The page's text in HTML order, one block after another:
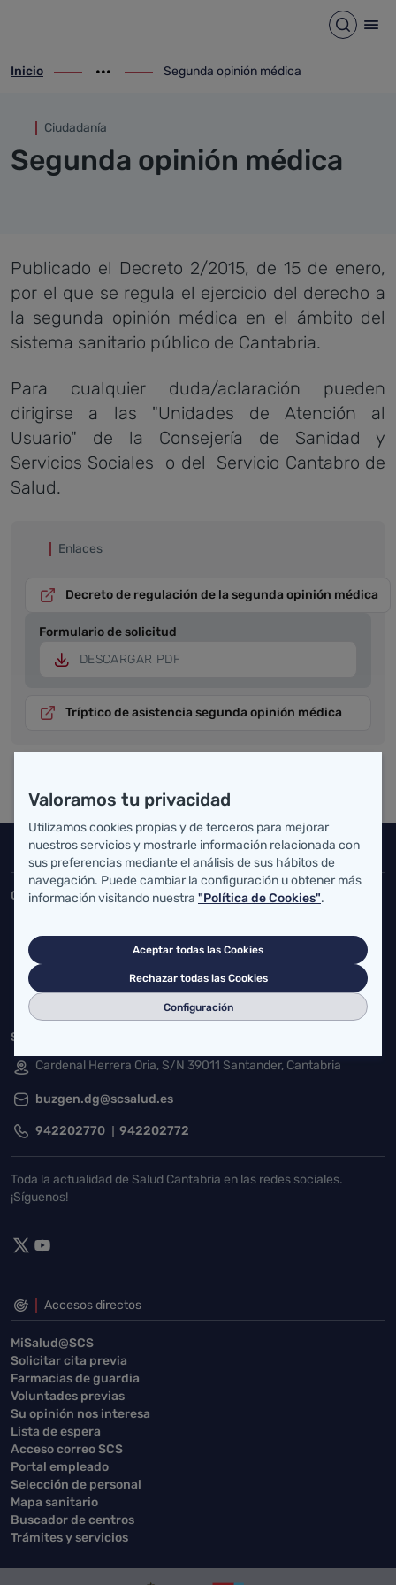
Segunda opinión médica Abrir
ir-a inicio
Inicio
Mostrar opciones del camino de migas
ir-a Segunda opinión médica
Segunda opinión médica
Ciudadanía
Segunda opinión médica
Publicado el Decreto 2/2015, de 15 de enero,
por el que se regula el ejercicio del derecho a
la segunda opinión médica en el ámbito del
sistema sanitario público de Cantabria.
Para cualquier duda/aclaración pueden
dirigirse a las "Unidades de Atención al
Usuario" de la Consejería de Sanidad y
Servicios Sociales o del Servicio Cantabro de
Salud.
Enlaces
Decreto de regulación de la segunda opinión médica
Formulario de solicitud
DESCARGAR PDF
Tríptico de asistencia segunda opinión médica
Inicio del pie de página
Salud Cantabria
Consejería de Salud
atencionusuario@cantabria.es
942208130 942395562
Servicio Cántabro de Salud
Cardenal Herrera Oria, S/N 39011 Santander, Cantabria
buzgen.dg@scsalud.es
942202770 942202772
Toda la actualidad de Salud Cantabria en las redes sociales.
¡Síguenos!
Accesos directos
MiSalud@SCS
Solicitar cita previa
Farmacias de guardia
Voluntades previas
Su opinión nos interesa
Lista de espera
Acceso correo SCS
Portal empleado
Selección de personal
Mapa sanitario
Buscador de centros
Trámites y servicios
Valoramos tu privacidad
Utilizamos cookies propias y de terceros para mejorar
nuestros servicios y mostrarle información relacionada con
sus preferencias mediante el análisis de sus hábitos de
navegación. Puede cambiar la configuración u obtener más
información visitando nuestra "Política de Cookies".
Aceptar todas las Cookies
Rechazar todas las Cookies
Configuración